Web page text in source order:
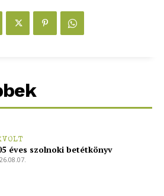
éves szolnoki betétkönyv